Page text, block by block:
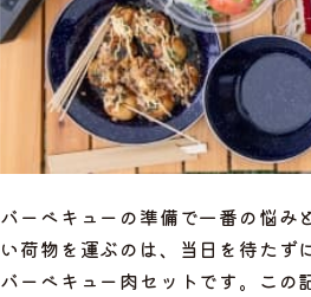
バーベキューの準備で一番の悩み
い荷物を運ぶのは、当日を待たず
バーベキュー肉セットです。この